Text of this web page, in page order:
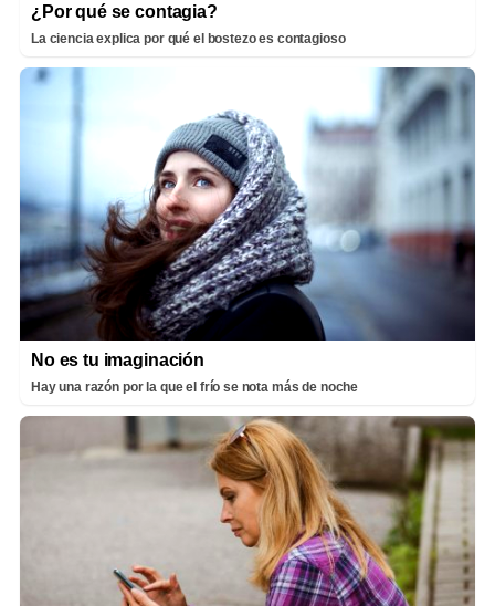
¿Por qué se contagia?
La ciencia explica por qué el bostezo es contagioso
No es tu imaginación
Hay una razón por la que el frío se nota más de noche